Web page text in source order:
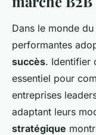
Dans le monde du
performantes
succès. Identifier
essentiel pour
entreprises
adaptant leurs
stratégique